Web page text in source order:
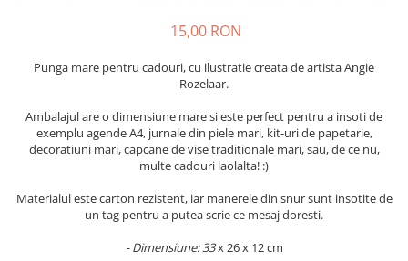
15,00 RON
Punga mare pentru cadouri, cu ilustratie creata de artista Angie
Rozelaar.
Ambalajul are o dimensiune mare si este perfect pentru a insoti de
exemplu agende A4, jurnale din piele mari, kit-uri de papetarie,
decoratiuni mari, capcane de vise traditionale mari, sau, de ce nu,
multe cadouri laolalta! :)
Materialul este carton rezistent, iar manerele din snur sunt insotite de
un tag pentru a putea scrie ce mesaj doresti.
- Dimensiune: 33x 26 x 12 cm